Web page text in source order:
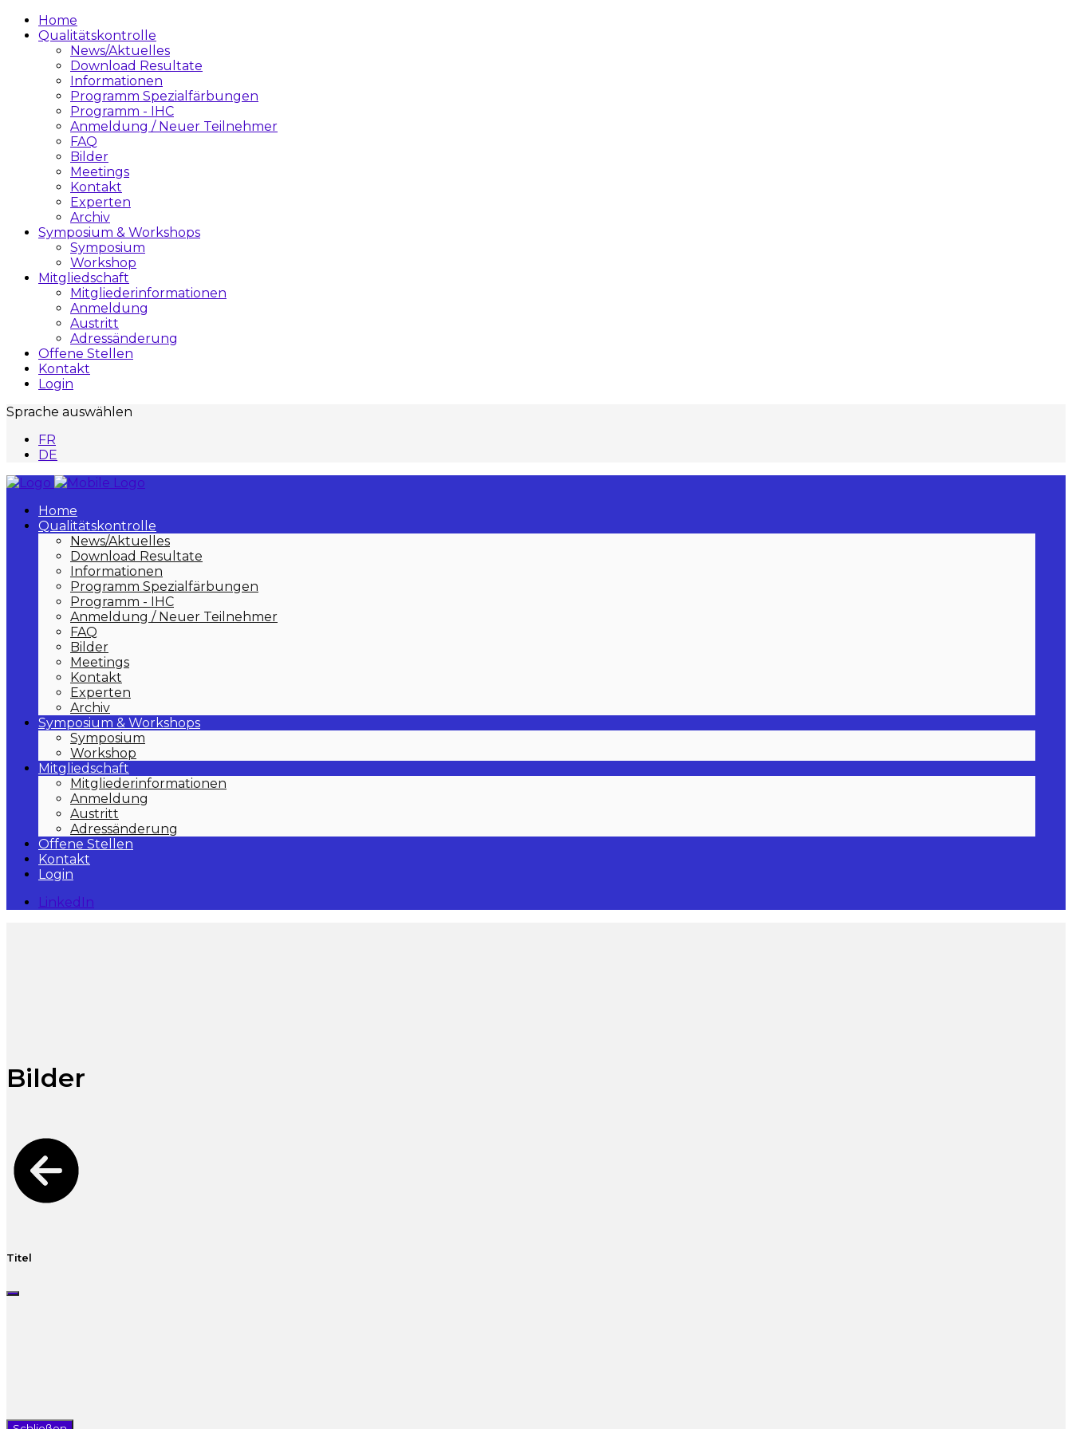
Home
Qualitätskontrolle
News/Aktuelles
Download Resultate
Informationen
Programm Spezialfärbungen
Programm - IHC
Anmeldung / Neuer Teilnehmer
FAQ
Bilder
Meetings
Kontakt
Experten
Archiv
Symposium & Workshops
Symposium
Workshop
Mitgliedschaft
Mitgliederinformationen
Anmeldung
Austritt
Adressänderung
Offene Stellen
Kontakt
Login
Sprache auswählen
FR
DE
Home
Qualitätskontrolle
News/Aktuelles
Download Resultate
Informationen
Programm Spezialfärbungen
Programm - IHC
Anmeldung / Neuer Teilnehmer
FAQ
Bilder
Meetings
Kontakt
Experten
Archiv
Symposium & Workshops
Symposium
Workshop
Mitgliedschaft
Mitgliederinformationen
Anmeldung
Austritt
Adressänderung
Offene Stellen
Kontakt
Login
LinkedIn
Bilder
Titel